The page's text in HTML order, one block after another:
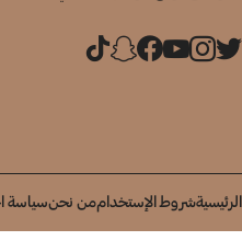
الرئيسيةشروط الإستخداممن نحنسياسة